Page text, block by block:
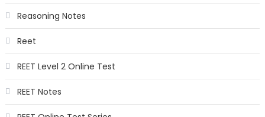
Reasoning Notes
Reet
REET Level 2 Online Test
REET Notes